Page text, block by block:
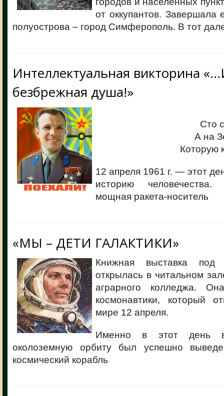
от оккупантов. Завершала
полуострова – город Симферополь. В тот
Интеллектуальная викторина
безбрежная душа!»
Сто
А на
Которую
12 апреля 1961 г. — этот
историю
мощная ракета-носитель
«МЫ – ДЕТИ ГАЛАКТИКИ»
Книжная выставка под
открылась в читальном
аграрного колледжа.
космонавтики, который
мире 12 апреля.
Именно в этот день
околоземную орбиту был успешно
космический корабль